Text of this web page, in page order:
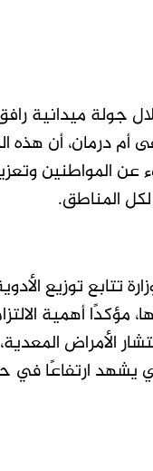
جولة ميدانية
أم درمان، أن هذه
عن المواطنين
المناطق.
تتابع توزيع
مؤكدًا أهمية
الأمراض
يشهد ارتفاعًا